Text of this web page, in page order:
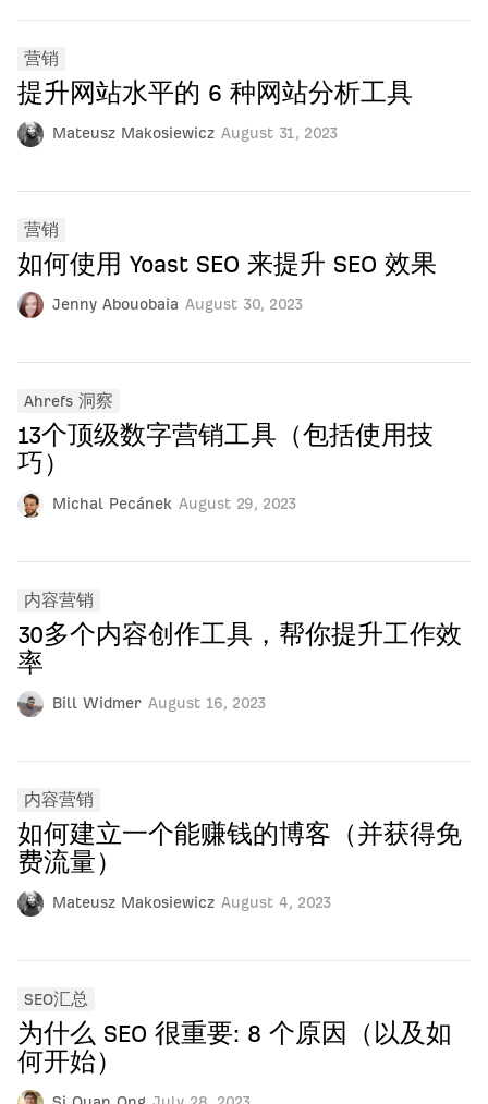
Mateusz Makosiewicz August 31, 2023
营销
提升网站水平的 6 种网站分析工具
Jenny Abouobaia August 30, 2023
营销
如何使用 Yoast SEO 来提升 SEO 效果
Michal Pecánek August 29, 2023
Ahrefs 洞察
13个顶级数字营销工具（包括使用技
巧）
Bill Widmer August 16, 2023
内容营销
30多个内容创作工具，帮你提升工作效
率
Mateusz Makosiewicz August 4, 2023
内容营销
如何建立一个能赚钱的博客（并获得免
费流量）
SEO汇总
为什么 SEO 很重要: 8 个原因（以及如
何开始）